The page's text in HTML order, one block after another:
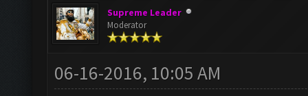
Supreme Leader
Moderator
06-16-2016, 10:05 AM